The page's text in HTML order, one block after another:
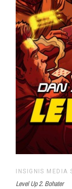
Level Up 2. Bohater